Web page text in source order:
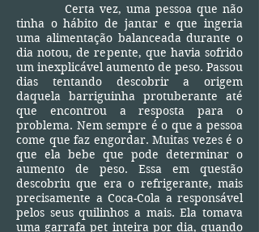
Certa vez, uma pessoa que não
tinha o hábito de jantar e que ingeria
uma alimentação balanceada durante o
dia notou, de repente, que havia sofrido
um inexplicável aumento de peso. Passou
dias tentando descobrir a origem
daquela barriguinha protuberante até
que encontrou a resposta para o
problema. Nem sempre é o que a pessoa
come que faz engordar. Muitas vezes é o
que ela bebe que pode determinar o
aumento de peso. Essa em questão
descobriu que era o refrigerante, mais
precisamente a Coca-Cola a responsável
pelos seus quilinhos a mais. Ela tomava
uma garrafa pet inteira por dia, quando